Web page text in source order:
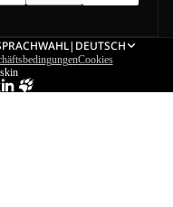
| DEUTSCH
Cookies